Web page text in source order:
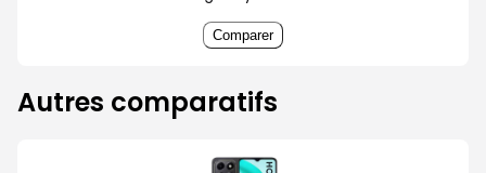
Comparer
Autres comparatifs